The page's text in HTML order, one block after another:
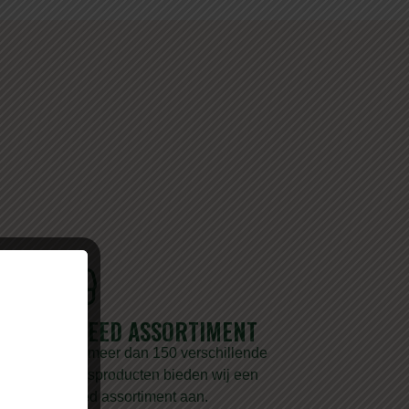
BREED ASSORTIMENT
Met meer dan 150 verschillende
vleesproducten bieden wij een
breed assortiment aan.